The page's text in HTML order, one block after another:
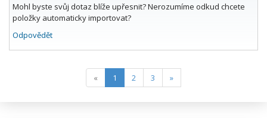
Mohl byste svůj dotaz blíže upřesnit? Nerozumíme odkud chcete
položky automaticky importovat?
Odpovědět
« 1 (current)
2 3 »